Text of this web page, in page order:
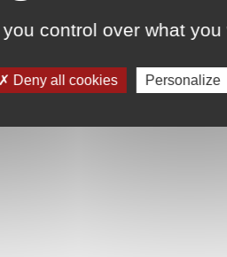
control over what
Deny all cookies Personalize